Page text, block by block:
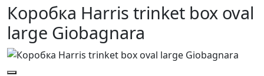
Коробка Harris trinket box oval
large Giobagnara